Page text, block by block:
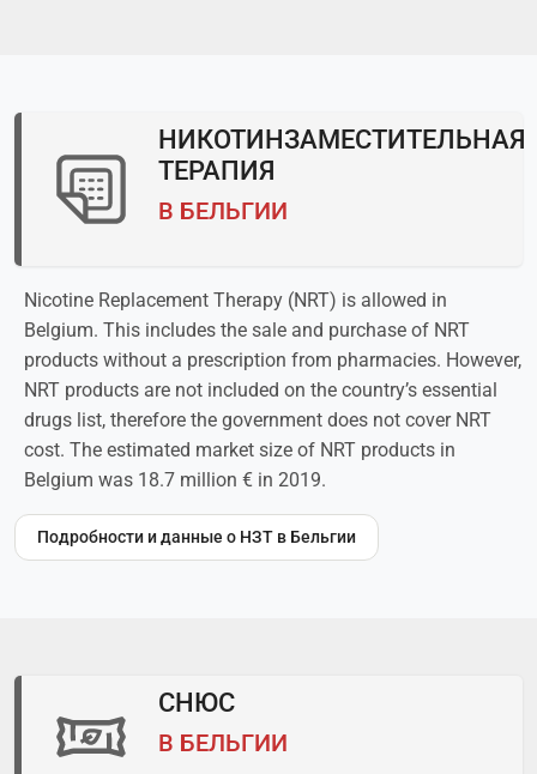
НИКОТИНЗАМЕСТИТЕЛЬНАЯ
ТЕРАПИЯ
В БЕЛЬГИИ
Nicotine Replacement Therapy (NRT) is allowed in
Belgium. This includes the sale and purchase of NRT
products without a prescription from pharmacies. However,
NRT products are not included on the country’s essential
drugs list, therefore the government does not cover NRT
cost. The estimated market size of NRT products in
Belgium was 18.7 million € in 2019.
Подробности и данные о НЗТ в Бельгии
СНЮС
В БЕЛЬГИИ